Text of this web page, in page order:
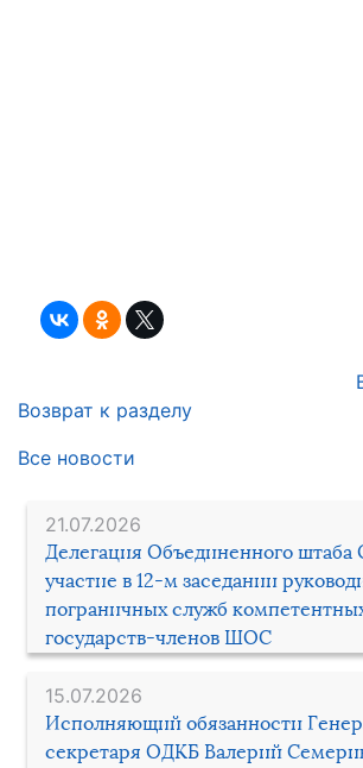
21.07.2026
Делегация Объединенного
участие в 12-м заседании
пограничных служб
государств-членов ШОС
15.07.2026
Исполняющий обязанности
секретаря ОДКБ Валерий
Возврат к разделу
Все новости